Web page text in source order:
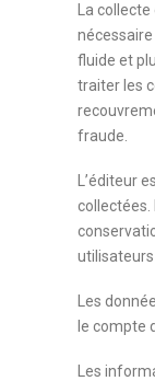
La
fluide et
traiter les
fraude.
L’éditeur
collectées.
Les
le compte
Les